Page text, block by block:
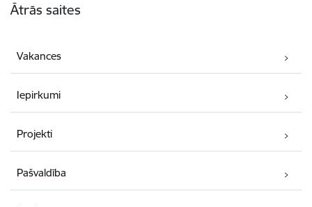
Ātrās saites
Vakances
Iepirkumi
Projekti
Pašvaldība